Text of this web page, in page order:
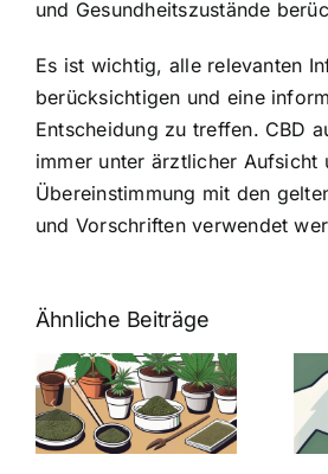
und Gesundheitszustände
Es ist wichtig, alle relevanten
berücksichtigen und eine
Entscheidung zu treffen. CBD
immer unter ärztlicher Aufsicht
Übereinstimmung mit den
und Vorschriften verwendet
Ähnliche Beiträge
Neue THC-
Grenzwert-
Regelung:
Was Sie über
Cannabis und